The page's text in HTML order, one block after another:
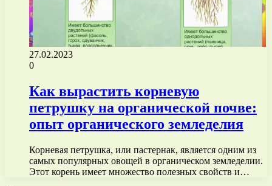
27.02.2023
0
Как вырастить корневую
петрушку на органической почве:
опыт органического земледелия
Корневая петрушка, или пастернак, является одним из
самых популярных овощей в органическом земледелии.
Этот корень имеет множество полезных свойств и…